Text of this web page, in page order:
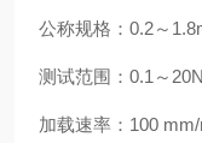
公称规格：0.2～
测试范围：0.1～
加载速率：100